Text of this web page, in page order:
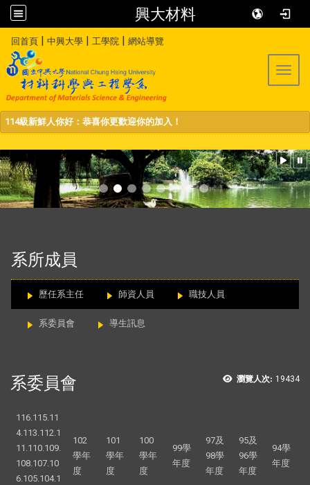
興大材料
回首頁 | 中興大學 | 工學院 | 網站導覽
114級新鮮人你好：恭喜你更歡迎你的加入！
系所成員
歷任系主任 師資人員 職技人員
系委員會 導生訊息
瀏覽人次: 19434
系委員會
116.115.11
4.113.112.1
11.110.109.
108.107.10
6.105.104.1
102
學年
度
101
學年
度
100
學年
度
99學
年度
97及
98學
年度
95及
96學
年度
94學
年度